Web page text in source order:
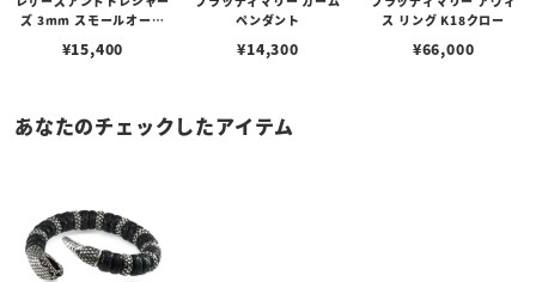
ズ 3mm スモールオーバ
ブスタークラスプ＆LTロ
¥15,400
ペンダント
¥14,300
ス リング K18クロー
¥66,000
あなたのチェックしたアイテム